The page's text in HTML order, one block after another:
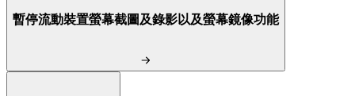
暫停流動裝置螢幕截圖及錄影以及螢幕鏡像功能